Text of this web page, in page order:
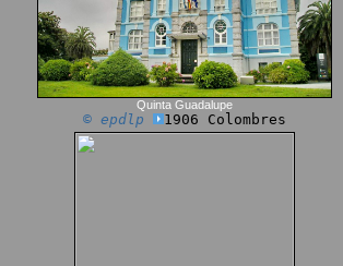
Quinta Guadalupe
© epdlp 1906 Colombres